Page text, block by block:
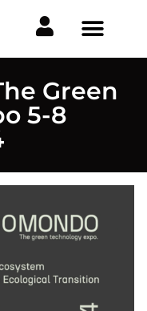
Green
5-8